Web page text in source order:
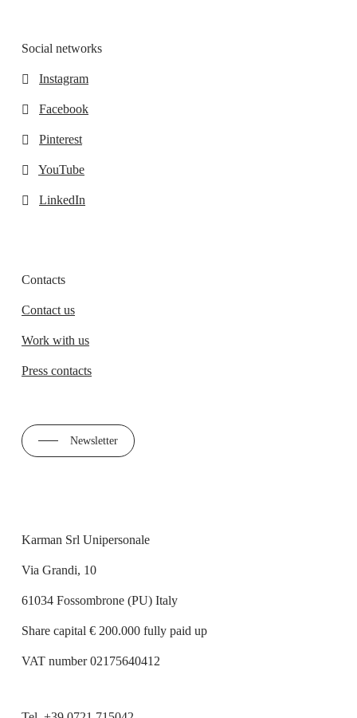
Social networks
Instagram
Facebook
Pinterest
YouTube
LinkedIn
Contacts
Contact us
Work with us
Press contacts
Newsletter
Karman Srl Unipersonale
Via Grandi, 10
61034 Fossombrone (PU) Italy
Share capital € 200.000 fully paid up
VAT number 02175640412